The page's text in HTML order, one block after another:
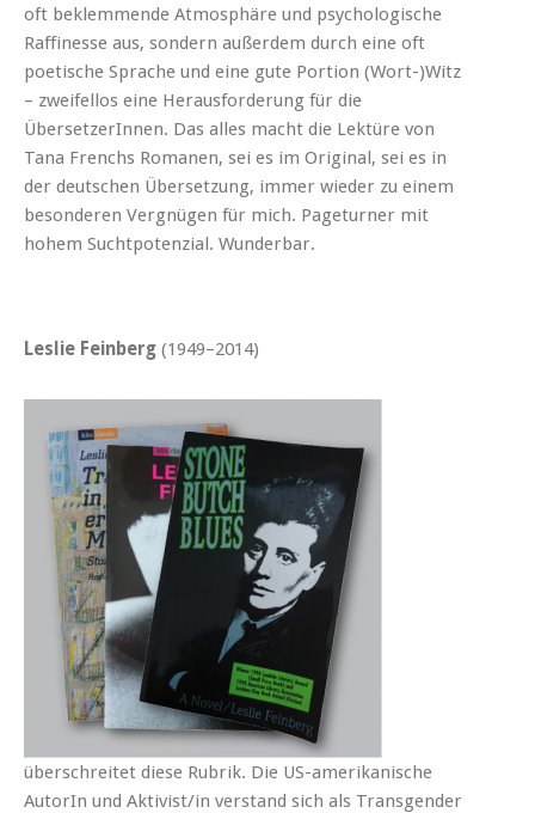
oft beklemmende Atmosphäre und psychologische
Raffinesse aus, sondern außerdem durch eine oft
poetische Sprache und eine gute Portion (Wort-)Witz
– zweifellos eine Herausforderung für die
ÜbersetzerInnen. Das alles macht die Lektüre von
Tana Frenchs Romanen, sei es im Original, sei es in
der deutschen Übersetzung, immer wieder zu einem
besonderen Vergnügen für mich. Pageturner mit
hohem Suchtpotenzial. Wunderbar.
Leslie Feinberg (1949–2014)
überschreitet diese Rubrik. Die US-amerikanische
AutorIn und Aktivist/in verstand sich als Transgender